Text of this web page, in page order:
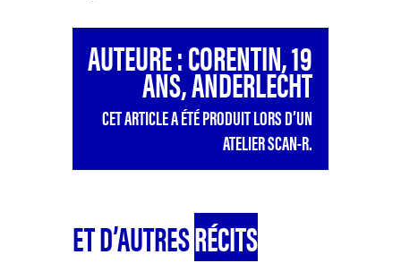
AUTEURE : CORENTIN, 19
ANS, ANDERLECHT
CET ARTICLE A ÉTÉ PRODUIT LORS D’UN
ATELIER SCAN-R.
ET D’AUTRESRÉCITS